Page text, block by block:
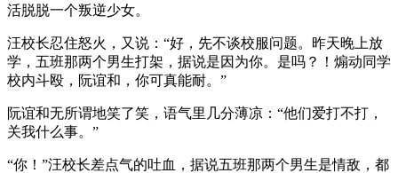
活脱脱一个叛逆少女。
汪校长忍住怒火，又说：“好，先不谈校服问题。昨天晚上放
学，五班那两个男生打架，据说是因为你。是吗？！煽动同学
校内斗殴，阮谊和，你可真能耐。”
阮谊和无所谓地笑了笑，语气里几分薄凉：“他们爱打不打，
关我什么事。”
“你！”汪校长差点气的吐血，据说五班那两个男生是情敌，都